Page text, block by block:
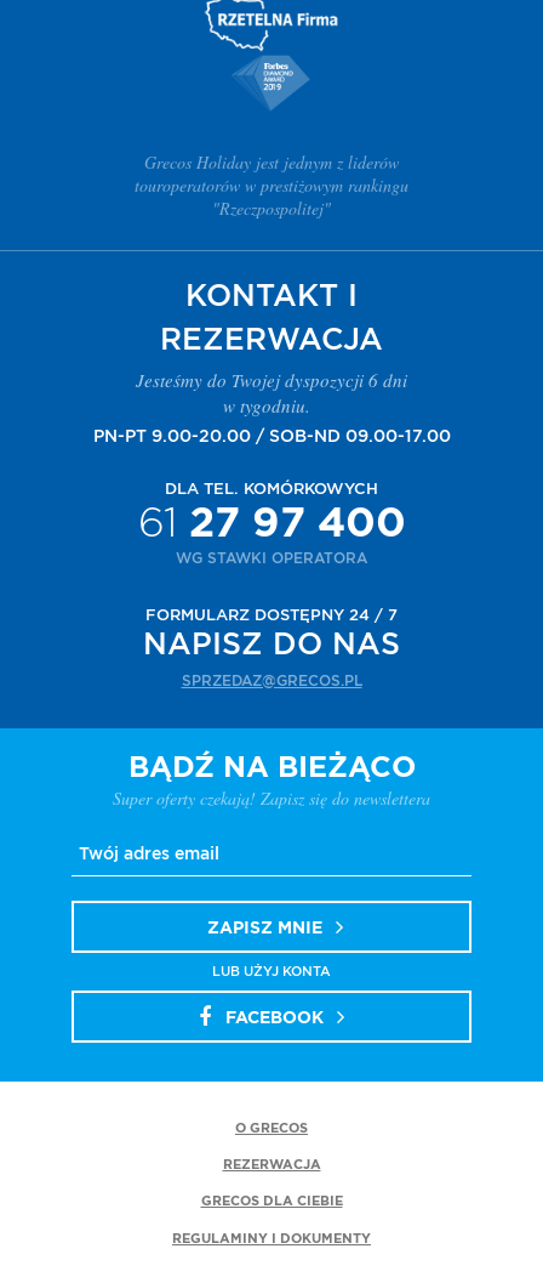
Grecos Holiday jest jednym z liderów
touroperatorów w prestiżowym rankingu
"Rzeczpospolitej"
KONTAKT I
REZERWACJA
Jesteśmy do Twojej dyspozycji 6 dni
w tygodniu.
PN-PT 9.00-20.00 / SOB-ND 09.00-17.00
DLA TEL. KOMÓRKOWYCH
61 27 97 400
WG STAWKI OPERATORA
FORMULARZ DOSTĘPNY 24 / 7
NAPISZ DO NAS
SPRZEDAZ@GRECOS.PL
BĄDŹ NA BIEŻĄCO
Super oferty czekają! Zapisz się do newslettera
ZAPISZ MNIE
LUB UŻYJ KONTA
FACEBOOK
O GRECOS
REZERWACJA
GRECOS DLA CIEBIE
REGULAMINY I DOKUMENTY